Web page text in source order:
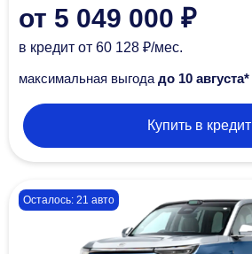
от 5 049 000 ₽
в кредит от 60 128 ₽/мec.
максимальная выгода до 10 августа*
Купить в кредит
Осталось: 21 авто